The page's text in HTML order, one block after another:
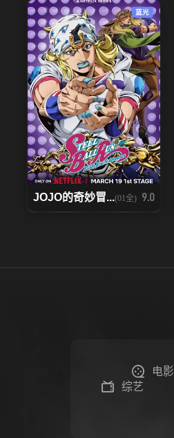
蓝光
JOJO的奇妙冒...(01全) 9.0
电影
综艺